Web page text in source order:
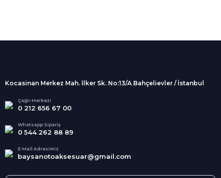
Alışveriş
kargolanmaktadır.
Tüm Kredi Kartlarına taksit
seçenekleri
Kocasinan Merkez Mah. İlker Sk. No:13/A Bahçelievler / İstanbul
Çağrı Merkezi
0 212 656 67 00
Whatsapp Sipariş
0 544 262 88 89
E-Mail Adresimiz
baysanotoaksesuar@gmail.com